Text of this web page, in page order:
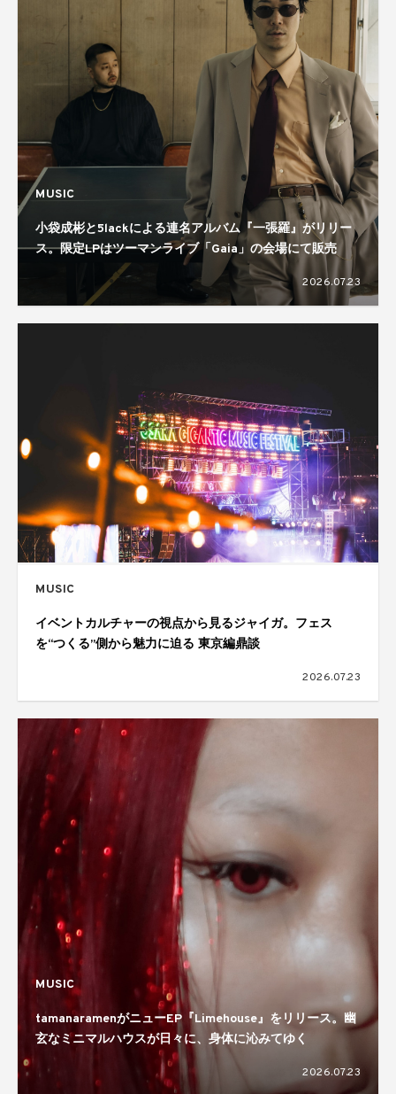
MUSIC
小袋成彬と5lackによる連名アルバム『一張羅』がリリー
ス。限定LPはツーマンライブ「Gaia」の会場にて販売
2026.07.23
MUSIC
イベントカルチャーの視点から見るジャイガ。フェス
を“つくる”側から魅力に迫る 東京編鼎談
2026.07.23
MUSIC
tamanaramenがニューEP『Limehouse』をリリース。幽
玄なミニマルハウスが日々に、身体に沁みてゆく
2026.07.23